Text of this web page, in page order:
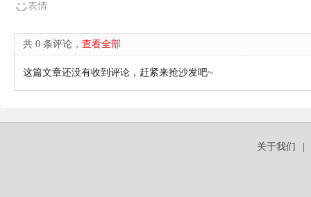
表情
共 0 条评论， 查看全部
这篇文章还没有收到评论，赶紧来抢沙发吧~
关于我们